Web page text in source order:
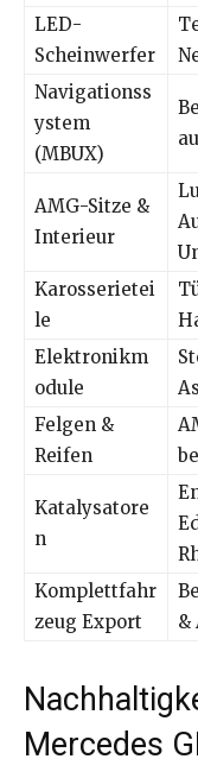
LED-
Scheinwerfer
Navigationss
ystem
(MBUX)
AMG-Sitze &
Interieur
Karosserietei
le
Elektronikm
odule
Felgen &
Reifen
Katalysatore
n
Komplettfahr
zeug Export
&
Mercedes